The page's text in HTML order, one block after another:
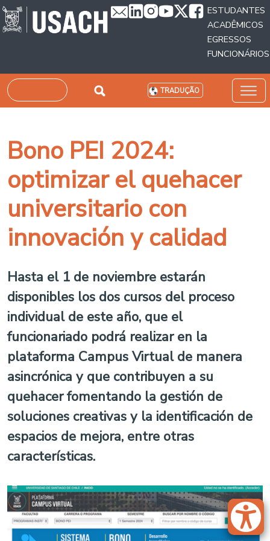
Passar para o conteúdo principal
ESTUDANTES
ACADÊMICOS
EGRESSOS
FUNCIONÁRIOS
Pesquisar TRADUÇÃO
Bono PEI 2024:
optimizar el quehacer
universitario con
innovación y calidad
Hasta el 1 de noviembre estarán
disponibles los dos cursos del proceso
individual de este año, que el
funcionariado podrá realizar en la
plataforma Campus Virtual de manera
asincrónica y que contribuyen a su
quehacer fomentando la gestión de
soluciones creativas y la identificación de
espacios de mejora, entre otras
características.